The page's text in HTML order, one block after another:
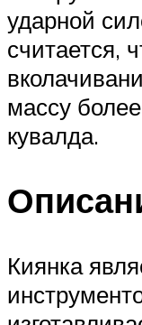
ударной
считается,
массу
кувалда.
Киянка